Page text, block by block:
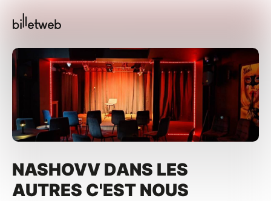
NASHOVV DANS LES
AUTRES C'EST NOUS